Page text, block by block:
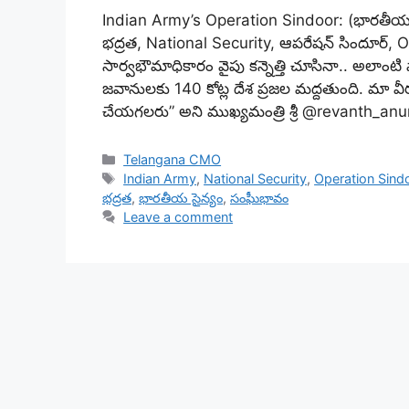
Indian Army’s Operation Sindoor:
భద్రత, National Security, ఆపరేషన్ సిందూర్,
సార్వభౌమాధికారం వైపు కన్నెత్తి చూసినా..
జవానులకు 140 కోట్ల దేశ ప్రజల మద్దతుంది. మా
చేయగలరు” అని ముఖ్యమంత్రి శ్రీ
Categories
Telangana CMO
Tags
Indian Army, National Security, Operation
భద్రత, భారతీయ సైన్యం, సంఘీభావం
Leave a comment